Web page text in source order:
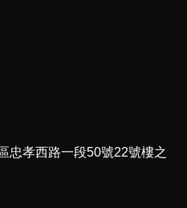
忠孝西路一段50號22號樓之